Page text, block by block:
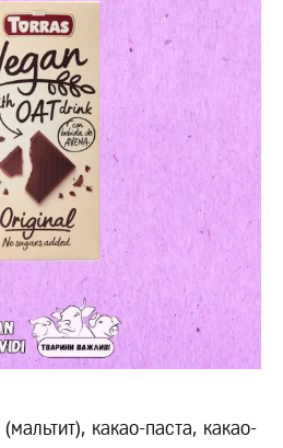
какао-паста, какао-